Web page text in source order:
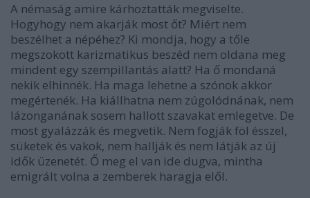
A némaság amire kárhoztatták megviselte.
Hogyhogy nem akarják most őt? Miért nem
beszélhet a népéhez? Ki mondja, hogy a tőle
megszokott karizmatikus beszéd nem oldana meg
mindent egy szempillantás alatt? Ha ő mondaná
nekik elhinnék. Ha maga lehetne a szónok akkor
megértenék. Ha kiállhatna nem zúgolódnának, nem
lázonganának sosem hallott szavakat emlegetve. De
most gyalázzák és megvetik. Nem fogják föl ésszel,
süketek és vakok, nem hallják és nem látják az új
idők üzenetét. Ő meg el van ide dugva, mintha
emigrált volna a zemberek haragja elől.